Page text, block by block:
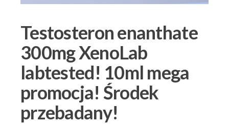
Testosteron enanthate
300mg XenoLab
labtested! 10ml mega
promocja! Środek
przebadany!